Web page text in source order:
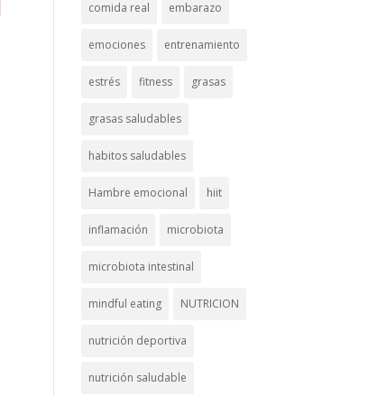
comida real embarazo
emociones entrenamiento
estrés fitness grasas
grasas saludables
habitos saludables
Hambre emocional hiit
inflamación microbiota
microbiota intestinal
mindful eating NUTRICION
nutrición deportiva
nutrición saludable